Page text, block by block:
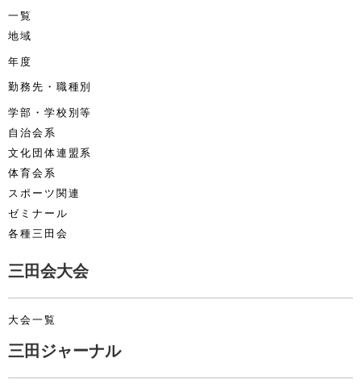
一覧
地域
年度
勤務先・職種別
学部・学校別等
自治会系
文化団体連盟系
体育会系
スポーツ関連
ゼミナール
各種三田会
三田会大会
大会一覧
三田ジャーナル